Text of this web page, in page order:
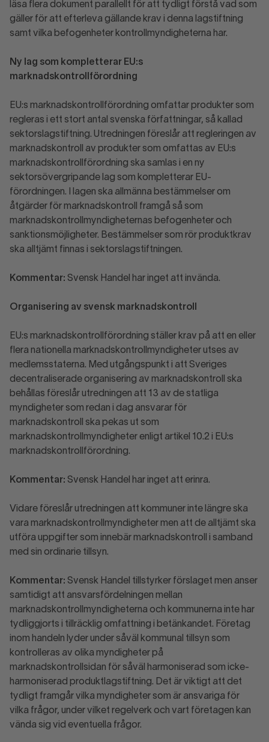
läsa flera dokument parallellt för att tydligt förstå vad som
gäller för att efterleva gällande krav i denna lagstiftning
samt vilka befogenheter kontrollmyndigheterna har.
Ny lag som kompletterar EU:s
marknadskontrollförordning
EU:s marknadskontrollförordning omfattar produkter som
regleras i ett stort antal svenska författningar, så kallad
sektorslagstiftning. Utredningen föreslår att regleringen av
marknadskontroll av produkter som omfattas av EU:s
marknadskontrollförordning ska samlas i en ny
sektorsövergripande lag som kompletterar EU-
förordningen. I lagen ska allmänna bestämmelser om
åtgärder för marknadskontroll framgå så som
marknadskontrollmyndigheternas befogenheter och
sanktionsmöjligheter. Bestämmelser som rör produktkrav
ska alltjämt finnas i sektorslagstiftningen.
Kommentar: Svensk Handel har inget att invända.
Organisering av svensk marknadskontroll
EU:s marknadskontrollförordning ställer krav på att en eller
flera nationella marknadskontrollmyndigheter utses av
medlemsstaterna. Med utgångspunkt i att Sveriges
decentraliserade organisering av marknadskontroll ska
behållas föreslår utredningen att 13 av de statliga
myndigheter som redan i dag ansvarar för
marknadskontroll ska pekas ut som
marknadskontrollmyndigheter enligt artikel 10.2 i EU:s
marknadskontrollförordning.
Kommentar: Svensk Handel har inget att erinra.
Vidare föreslår utredningen att kommuner inte längre ska
vara marknadskontrollmyndigheter men att de alltjämt ska
utföra uppgifter som innebär marknadskontroll i samband
med sin ordinarie tillsyn.
Kommentar: Svensk Handel tillstyrker förslaget men anser
samtidigt att ansvarsfördelningen mellan
marknadskontrollmyndigheterna och kommunerna inte har
tydliggjorts i tillräcklig omfattning i betänkandet. Företag
inom handeln lyder under såväl kommunal tillsyn som
kontrolleras av olika myndigheter på
marknadskontrollsidan för såväl harmoniserad som icke-
harmoniserad produktlagstiftning. Det är viktigt att det
tydligt framgår vilka myndigheter som är ansvariga för
vilka frågor, under vilket regelverk och vart företagen kan
vända sig vid eventuella frågor.